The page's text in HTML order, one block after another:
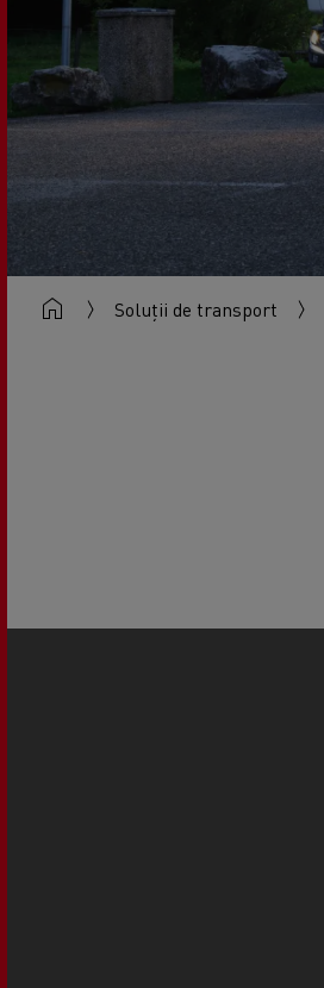
Soluții de transport